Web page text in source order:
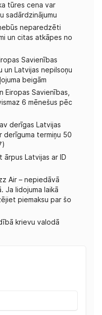
tūres cena var
sadārdzinājumu
neparedzēti
un citas atkāpes no
Savienības
un Latvijas nepilsoņu
beigām
Eiropas Savienības,
6 mēnešus pēc
derīgas Latvijas
derīguma termiņu 50
ārpus Latvijas ar ID
Air – nepiedāvā
Ja lidojuma laikā
piemaksu par šo
krievu valodā